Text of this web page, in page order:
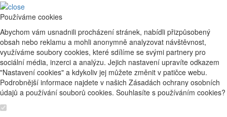
Používáme cookies
Abychom vám usnadnili procházení stránek, nabídli přizpůsobený
obsah nebo reklamu a mohli anonymně analyzovat návštěvnost,
využíváme soubory cookies, které sdílíme se svými partnery pro
sociální média, inzerci a analýzu. Jejich nastavení upravíte odkazem
"Nastavení cookies" a kdykoliv jej můžete změnit v patičce webu.
Podrobnější informace najdete v našich Zásadách ochrany osobních
údajů a používání souborů cookies. Souhlasíte s používáním cookies?